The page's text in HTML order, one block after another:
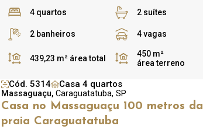
4 quartos 2 suítes
2 banheiros 4 vagas
439,23 m² área total
450 m²
área terreno
Cód. 5314 Casa 4 quartos
Massaguaçu, Caraguatatuba, SP
Casa no Massaguaçu 100 metros da
praia Caraguatatuba